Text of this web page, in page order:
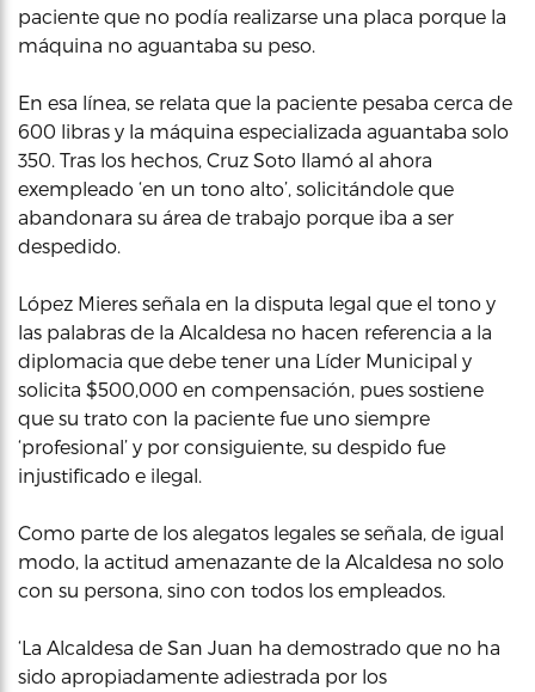
paciente que no podía realizarse una placa porque la
máquina no aguantaba su peso.
En esa línea, se relata que la paciente pesaba cerca de
600 libras y la máquina especializada aguantaba solo
350. Tras los hechos, Cruz Soto llamó al ahora
exempleado ‘en un tono alto’, solicitándole que
abandonara su área de trabajo porque iba a ser
despedido.
López Mieres señala en la disputa legal que el tono y
las palabras de la Alcaldesa no hacen referencia a la
diplomacia que debe tener una Líder Municipal y
solicita $500,000 en compensación, pues sostiene
que su trato con la paciente fue uno siempre
‘profesional’ y por consiguiente, su despido fue
injustificado e ilegal.
Como parte de los alegatos legales se señala, de igual
modo, la actitud amenazante de la Alcaldesa no solo
con su persona, sino con todos los empleados.
‘La Alcaldesa de San Juan ha demostrado que no ha
sido apropiadamente adiestrada por los